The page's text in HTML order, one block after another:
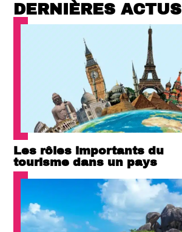
DERNIÈRES ACTUS
Les rôles importants du
tourisme dans un pays